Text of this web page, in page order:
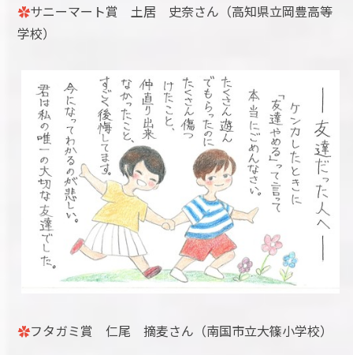
✿サニーマート賞 土居 史奈さん（高知県立岡豊高等
学校）
✿フタガミ賞 仁尾 摘麦さん（南国市立大篠小学校）